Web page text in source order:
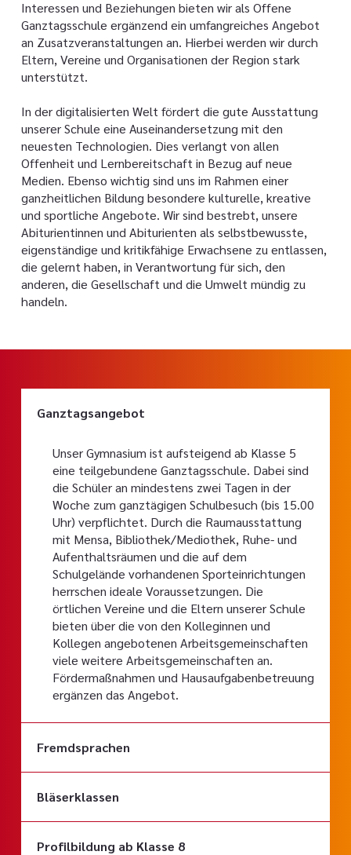
Ganztagsangebot
Unser Gymnasium ist aufsteigend ab Klasse 5
eine teilgebundene Ganztagsschule. Dabei sind
die Schüler an mindestens zwei Tagen in der
Woche zum ganztägigen Schulbesuch (bis 15.00
Uhr) verpflichtet. Durch die Raumausstattung
mit Mensa, Bibliothek/Mediothek, Ruhe- und
Aufenthaltsräumen und die auf dem
Schulgelände vorhandenen Sporteinrichtungen
herrschen ideale Voraussetzungen. Die
örtlichen Vereine und die Eltern unserer Schule
bieten über die von den Kolleginnen und
Kollegen angebotenen Arbeitsgemeinschaften
viele weitere Arbeitsgemeinschaften an.
Fördermaßnahmen und Hausaufgabenbetreuung
ergänzen das Angebot.
Fremdsprachen
Bläserklassen
Profilbildung ab Klasse 8
Interessen und Beziehungen bieten wir als Offene
Ganztagsschule ergänzend ein umfangreiches Angebot
an Zusatzveranstaltungen an. Hierbei werden wir durch
Eltern, Vereine und Organisationen der Region stark
unterstützt.
In der digitalisierten Welt fördert die gute Ausstattung
unserer Schule eine Auseinandersetzung mit den
neuesten Technologien. Dies verlangt von allen
Offenheit und Lernbereitschaft in Bezug auf neue
Medien. Ebenso wichtig sind uns im Rahmen einer
ganzheitlichen Bildung besondere kulturelle, kreative
und sportliche Angebote. Wir sind bestrebt, unsere
Abiturientinnen und Abiturienten als selbstbewusste,
eigenständige und kritikfähige Erwachsene zu entlassen,
die gelernt haben, in Verantwortung für sich, den
anderen, die Gesellschaft und die Umwelt mündig zu
handeln.